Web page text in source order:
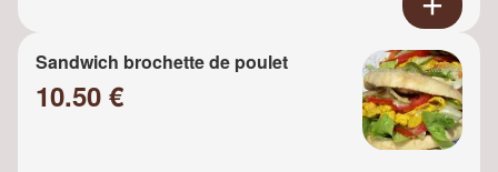
Sandwich brochette de poulet
10.50 €